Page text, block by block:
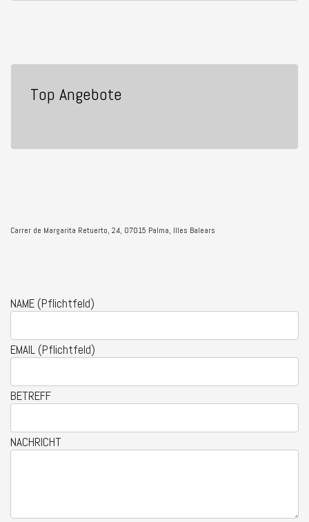
Top Angebote
Carrer de Margarita Retuerto, 24, 07015 Palma, Illes Balears
NAME (Pflichtfeld)
EMAIL (Pflichtfeld)
BETREFF
NACHRICHT